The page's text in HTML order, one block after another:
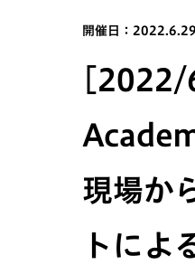
開催日：2022.6.29
現場か
トによ